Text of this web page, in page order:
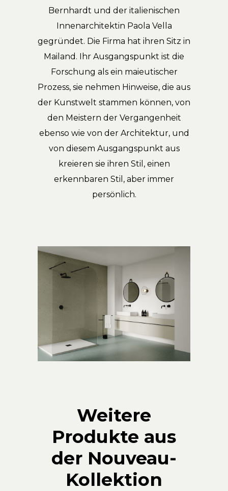
Bernhardt und der italienischen
Innenarchitektin Paola Vella
gegründet. Die Firma hat ihren Sitz in
Mailand. Ihr Ausgangspunkt ist die
Forschung als ein maieutischer
Prozess, sie nehmen Hinweise, die aus
der Kunstwelt stammen können, von
den Meistern der Vergangenheit
ebenso wie von der Architektur, und
von diesem Ausgangspunkt aus
kreieren sie ihren Stil, einen
erkennbaren Stil, aber immer
persönlich.
Weitere
Produkte aus
der Nouveau-
Kollektion